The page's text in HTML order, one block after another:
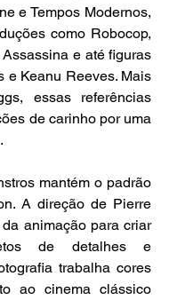
e Tempos Modernos,
como Robocop,
e até figuras
e Keanu Reeves. Mais
essas referências
de carinho por uma
mantém o padrão
A direção de Pierre
animação para criar
de detalhes e
trabalha cores
ao cinema clássico